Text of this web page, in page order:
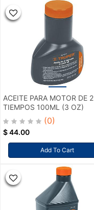
ACEITE PARA MOTOR DE 2
TIEMPOS 100ML (3 OZ)
(0)
$44.00
Add To Cart